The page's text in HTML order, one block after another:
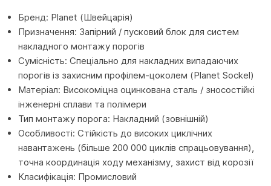
Бренд: Planet (Швейцарія)
Призначення: Запірний / пусковий блок для систем
накладного монтажу порогів
Сумісність: Спеціально для накладних випадаючих
порогів із захисним профілем-цоколем (Planet Sockel)
Матеріал: Високоміцна оцинкована сталь / зносостійкі
інженерні сплави та полімери
Тип монтажу порога: Накладний (зовнішній)
Особливості: Стійкість до високих циклічних
навантажень (більше 200 000 циклів спрацьовування),
точна координація ходу механізму, захист від корозії
Класифікація: Промисловий